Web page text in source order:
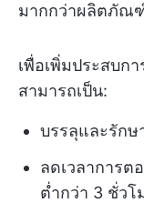
มากกว่าผลิตภัณ
เพื่อเพิ่มประสบ
สามารถเป็น:
บรรลุและรักษ
ลดเวลาการต
ต่ำกว่า 3 ชั่วโ